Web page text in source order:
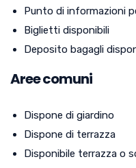
Punto di informazioni
Biglietti disponibili
Deposito bagagli
Aree comuni
Dispone di giardino
Dispone di terrazza
Disponibile terrazza o